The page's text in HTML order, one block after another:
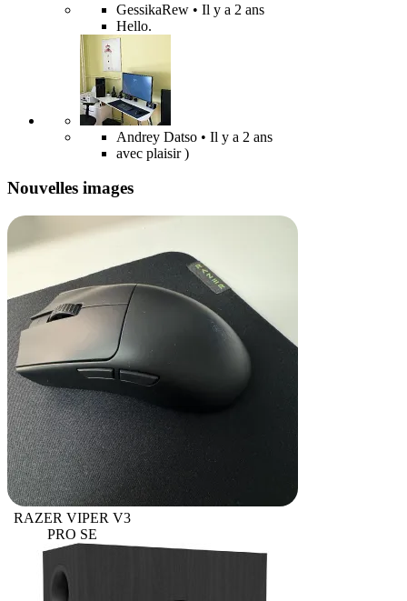
GessikaRew • Il y a 2 ans
Hello.
Andrey Datso • Il y a 2 ans
avec plaisir )
Nouvelles images
RAZER VIPER V3
PRO SE